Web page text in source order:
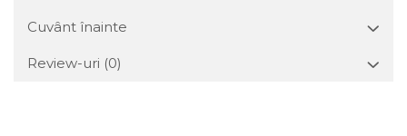
Cuvânt înainte
Review-uri (0)